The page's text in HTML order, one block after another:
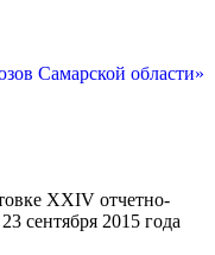
Самарской области»
XXIV отчетно-
сентября 2015 года